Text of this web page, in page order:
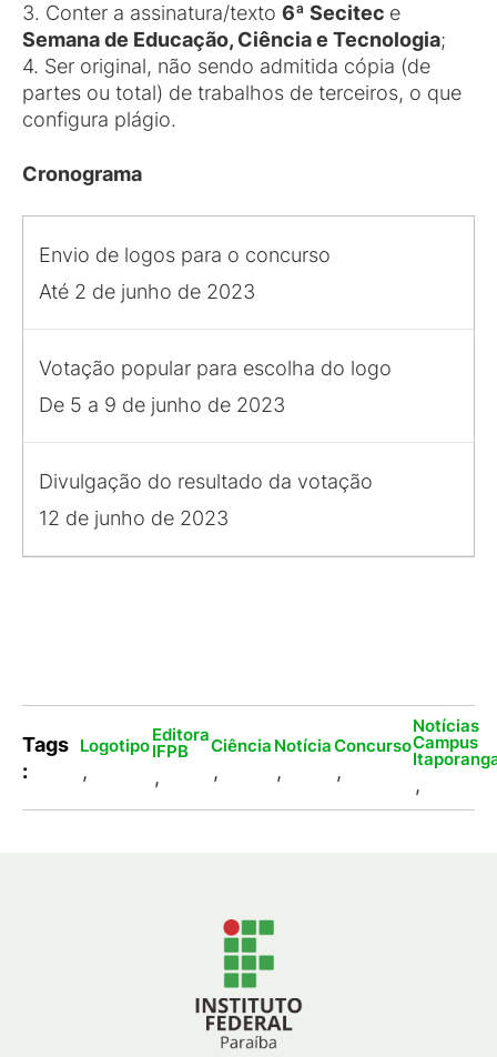
3. Conter a assinatura/texto 6ª Secitec e
Semana de Educação, Ciência e Tecnologia;
4. Ser original, não sendo admitida cópia (de
partes ou total) de trabalhos de terceiros, o que
configura plágio.
Cronograma
Envio de logos para o concurso
Até 2 de junho de 2023
Votação popular para escolha do logo
De 5 a 9 de junho de 2023
Divulgação do resultado da votação
12 de junho de 2023
Tags
:
Logotipo
,
Editora
IFPB
,
Ciência
,
Notícia
,
Concurso
,
Notícias
Campus
,